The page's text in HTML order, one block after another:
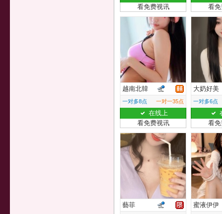
看免费视讯
看
越南北韓
一对多8点 一对一35点
在线上
看免费视讯
大奶好美
一对多6点
看
藝菲 蜜液伊伊